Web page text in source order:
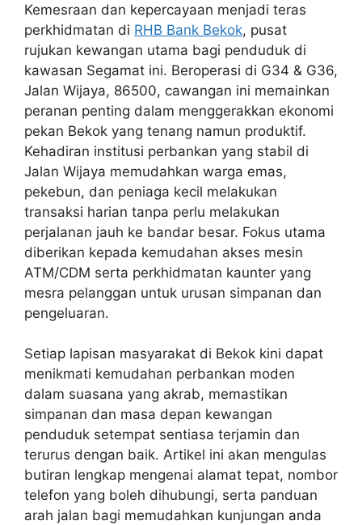
Kemesraan dan kepercayaan menjadi teras
perkhidmatan di RHB Bank Bekok, pusat
rujukan kewangan utama bagi penduduk di
kawasan Segamat ini. Beroperasi di G34 & G36,
Jalan Wijaya, 86500, cawangan ini memainkan
peranan penting dalam menggerakkan ekonomi
pekan Bekok yang tenang namun produktif.
Kehadiran institusi perbankan yang stabil di
Jalan Wijaya memudahkan warga emas,
pekebun, dan peniaga kecil melakukan
transaksi harian tanpa perlu melakukan
perjalanan jauh ke bandar besar. Fokus utama
diberikan kepada kemudahan akses mesin
ATM/CDM serta perkhidmatan kaunter yang
mesra pelanggan untuk urusan simpanan dan
pengeluaran.
Setiap lapisan masyarakat di Bekok kini dapat
menikmati kemudahan perbankan moden
dalam suasana yang akrab, memastikan
simpanan dan masa depan kewangan
penduduk setempat sentiasa terjamin dan
terurus dengan baik. Artikel ini akan mengulas
butiran lengkap mengenai alamat tepat, nombor
telefon yang boleh dihubungi, serta panduan
arah jalan bagi memudahkan kunjungan anda